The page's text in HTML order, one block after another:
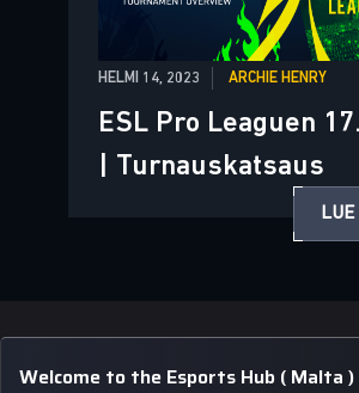
HELMI 14, 2023 ARCHIE HENRY
ESL Pro Leaguen
| Turnauskatsaus
Welcome to the Esports Hub ( Malta )